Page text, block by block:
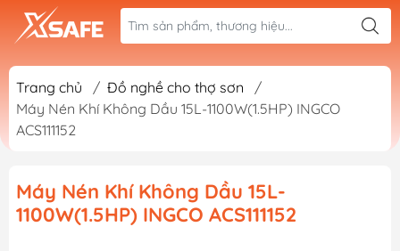
Trang chủ / Đồ nghề cho thợ sơn
/
Máy Nén Khí Không Dầu 15L-1100W(1.5HP) INGCO
ACS111152
Máy Nén Khí Không Dầu 15L-
1100W(1.5HP) INGCO ACS111152